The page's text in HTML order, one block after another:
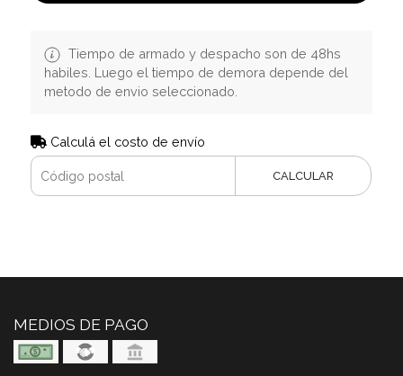
Tiempo de armado y despacho son de 48hs
habiles. Luego el tiempo de demora depende del
metodo de envio seleccionado.
Calculá el costo de envío
CALCULAR
MEDIOS DE PAGO